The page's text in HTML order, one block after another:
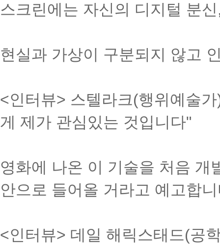
스크린에는 자신의 디지털 분
현실과 가상이 구분되지 않고
<인터뷰> 스텔라크(행위예술
게 제가 관심있는 것입니다"
영화에 나온 이 기술을 처음 개
안으로 들어올 거라고 예고합
<인터뷰> 데일 해릭스태드(공